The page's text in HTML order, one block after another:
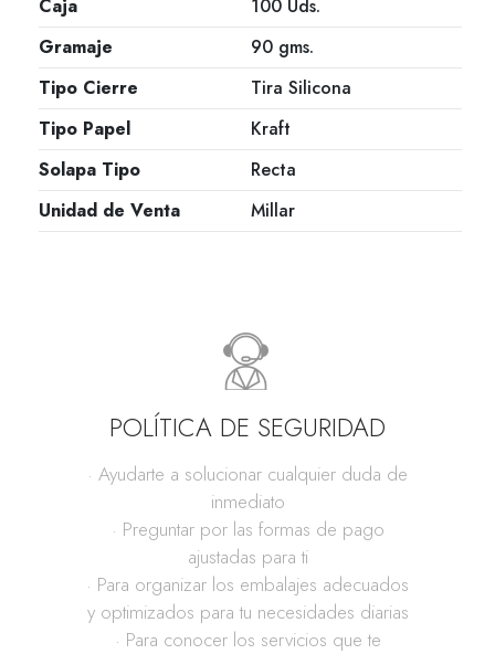
Caja
100 Uds.
Gramaje
90 gms.
Tipo Cierre
Tira Silicona
Tipo Papel
Kraft
Solapa Tipo
Recta
Unidad de Venta
Millar
POLÍTICA DE SEGURIDAD
· Ayudarte a solucionar cualquier duda de
inmediato
· Preguntar por las formas de pago
ajustadas para ti
· Para organizar los embalajes adecuados
y optimizados para tu necesidades diarias
· Para conocer los servicios que te